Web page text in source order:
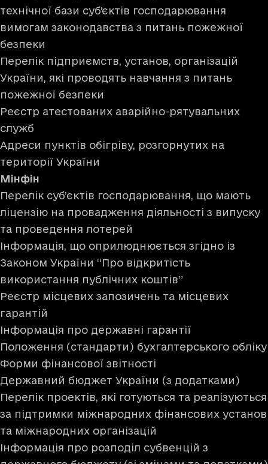
технічної бази суб'єктів господарювання
вимогам законодавства з питань пожежної
безпеки
Перелік підприємств, установ, організацій
України, які проводять навчання з питань
пожежної безпеки
Реєстр атестованих аварійно-рятувальних
служб
Адреси пунктів обігріву, розгорнутих на
території України
Мінфін
Перелік суб’єктів господарювання, що мають
ліцензію на провадження діяльності з випуску
та проведення лотерей
Інформація, що оприлюднюється згідно із
Законом України “Про відкритість
використання публічних коштів”
Реєстр місцевих запозичень та місцевих
гарантій
Інформація про державні гарантії
Положення (стандарти) бухгалтерського обліку
Форми фінансової звітності
Державний бюджет України (з додатками)
Перелік проектів, які готуються та реалізуються
за підтримки міжнародних фінансових установ
та міжнародних організацій
Інформація про розподіл субвенцій з